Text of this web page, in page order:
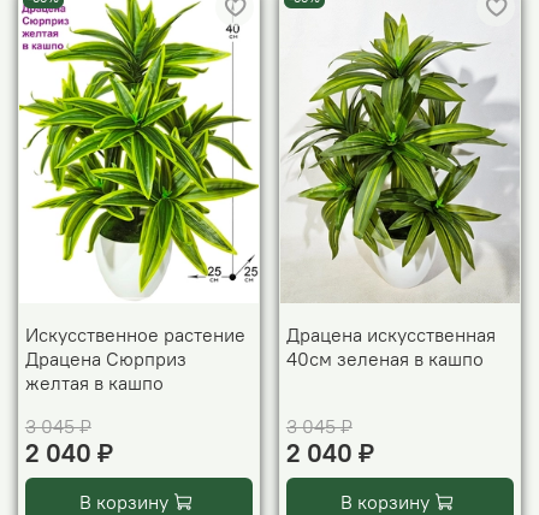
Искусственное растение
Драцена Сюрприз
желтая в кашпо
3 045 ₽
2 040 ₽
В корзину
Драцена искусственная
40см зеленая в кашпо
3 045 ₽
2 040 ₽
В корзину